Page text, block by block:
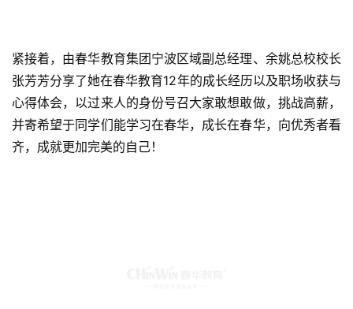
紧接着，由春华教育集团宁波区域副总经理、余姚总校校长
张芳芳分享了她在春华教育12年的成长经历以及职场收获与
心得体会，以过来人的身份号召大家敢想敢做，挑战高薪，
并寄希望于同学们能学习在春华，成长在春华，向优秀者看
齐，成就更加完美的自己！